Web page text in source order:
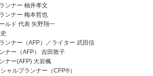
ンナー 柚井孝文
ンナー 梅本哲也
ルド 代表 矢野翔一
ンナー（AFP）／ライター 武田信
ナー（AFP） 吉田敦子
ナー(AFP) 大岩楓
ャルプランナー（CFP®）